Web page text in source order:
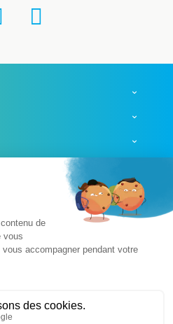
légales
de ventes